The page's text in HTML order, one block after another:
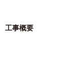
工事概要